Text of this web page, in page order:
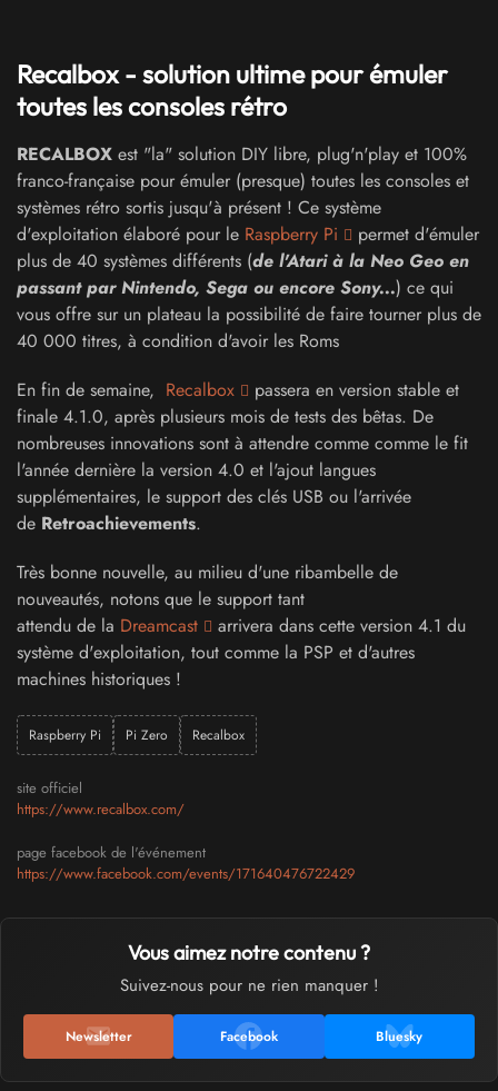
Recalbox - solution ultime pour émuler
toutes les consoles rétro
RECALBOX est "la" solution DIY libre, plug'n'play et 100%
franco-française pour émuler (presque) toutes les consoles et
systèmes rétro sortis jusqu'à présent ! Ce système
d'exploitation élaboré pour le Raspberry Pi
permet d'émuler
plus de 40 systèmes différents (de l'Atari à la Neo Geo en
passant par Nintendo, Sega ou encore Sony...) ce qui
vous offre sur un plateau la possibilité de faire tourner plus de
40 000 titres, à condition d'avoir les Roms
En fin de semaine, Recalbox
passera en version stable et
finale 4.1.0, après plusieurs mois de tests des bêtas. De
nombreuses innovations sont à attendre comme comme le fit
l'année dernière la version 4.0 et l'ajout langues
supplémentaires, le support des clés USB ou l'arrivée
de Retroachievements.
Très bonne nouvelle, au milieu d'une ribambelle de
nouveautés, notons que le support tant
attendu de la Dreamcast
arrivera dans cette version 4.1 du
système d'exploitation, tout comme la PSP et d'autres
machines historiques !
Raspberry Pi Pi Zero Recalbox
site officiel
https://www.recalbox.com/
page facebook de l'événement
https://www.facebook.com/events/171640476722429
Vous aimez notre contenu ?
Suivez-nous pour ne rien manquer !
Newsletter Facebook Bluesky